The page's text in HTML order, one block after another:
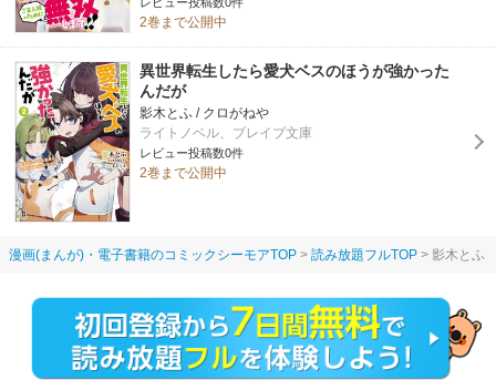
2巻まで公開中
異世界転生したら愛犬ベスのほうが強かった
んだが
影木とふ / クロがねや
ライトノベル、ブレイブ文庫
レビュー投稿数0件
2巻まで公開中
漫画(まんが)・電子書籍のコミックシーモアTOP 読み放題フルTOP 影木とふ